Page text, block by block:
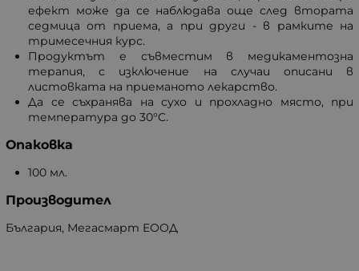
ефект може да се наблюдава още след втората
седмица от приема, а при други - в рамките на
тримесечния курс.
Продуктът е съвместим в медикаментозна
терапия, с изключение на случаи описани в
листовката на приеманото лекарство.
Да се съхранява на сухо и прохладно място, при
температура до 30°C.
Опаковка
100 мл.
Производител
България, Мегасмарт ЕООД